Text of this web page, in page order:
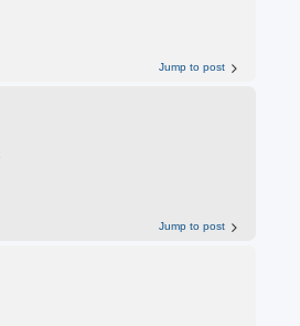
Jump to post
Jump to post